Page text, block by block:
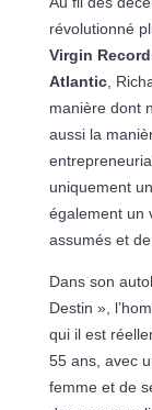
révolutionné
Virgin
Atlantic,
manière dont
aussi la
uniquement
également un
assumés et
Dans son
Destin »,
qui il est
55 ans, avec
femme et de